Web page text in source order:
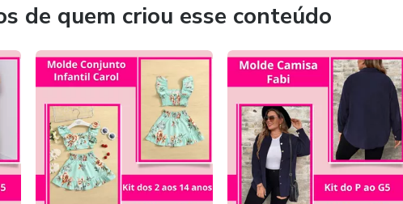
de quem criou esse conteúdo